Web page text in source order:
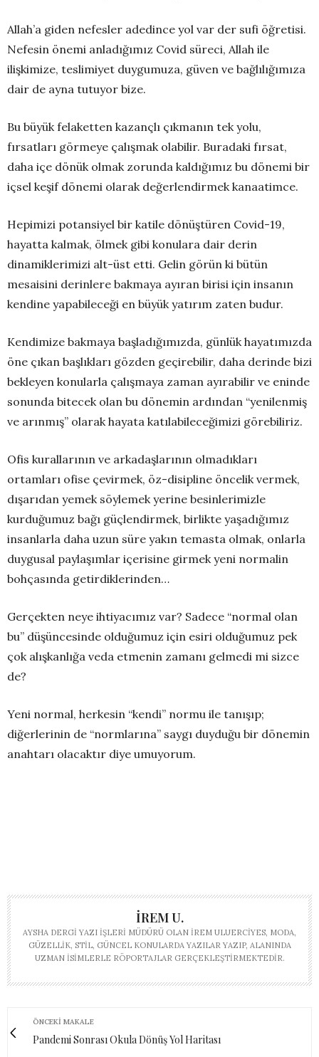
Allah’a giden nefesler adedince yol var der sufi öğretisi.
Nefesin önemi anladığımız Covid süreci, Allah ile
ilişkimize, teslimiyet duygumuza, güven ve bağlılığımıza
dair de ayna tutuyor bize.
Bu büyük felaketten kazançlı çıkmanın tek yolu,
fırsatları görmeye çalışmak olabilir. Buradaki fırsat,
daha içe dönük olmak zorunda kaldığımız bu dönemi bir
içsel keşif dönemi olarak değerlendirmek kanaatimce.
Hepimizi potansiyel bir katile dönüştüren Covid-19,
hayatta kalmak, ölmek gibi konulara dair derin
dinamiklerimizi alt-üst etti. Gelin görün ki bütün
mesaisini derinlere bakmaya ayıran birisi için insanın
kendine yapabileceği en büyük yatırım zaten budur.
Kendimize bakmaya başladığımızda, günlük hayatımızda
öne çıkan başlıkları gözden geçirebilir, daha derinde bizi
bekleyen konularla çalışmaya zaman ayırabilir ve eninde
sonunda bitecek olan bu dönemin ardından “yenilenmiş
ve arınmış” olarak hayata katılabileceğimizi görebiliriz.
Ofis kurallarının ve arkadaşlarının olmadıkları
ortamları ofise çevirmek, öz-disipline öncelik vermek,
dışarıdan yemek söylemek yerine besinlerimizle
kurduğumuz bağı güçlendirmek, birlikte yaşadığımız
insanlarla daha uzun süre yakın temasta olmak, onlarla
duygusal paylaşımlar içerisine girmek yeni normalin
bohçasında getirdiklerinden…
Gerçekten neye ihtiyacımız var? Sadece “normal olan
bu” düşüncesinde olduğumuz için esiri olduğumuz pek
çok alışkanlığa veda etmenin zamanı gelmedi mi sizce
de?
Yeni normal, herkesin “kendi” normu ile tanışıp;
diğerlerinin de “normlarına” saygı duyduğu bir dönemin
anahtarı olacaktır diye umuyorum.
İREM U.
AYSHA DERGI YAZI İŞLERI MÜDÜRÜ OLAN İREM ULUERCIYES, MODA,
GÜZELLIK, STIL, GÜNCEL KONULARDA YAZILAR YAZIP, ALANINDA
UZMAN ISIMLERLE RÖPORTAJLAR GERÇEKLEŞTIRMEKTEDIR.
ÖNCEKI MAKALE
Pandemi Sonrası Okula Dönüş Yol Haritası